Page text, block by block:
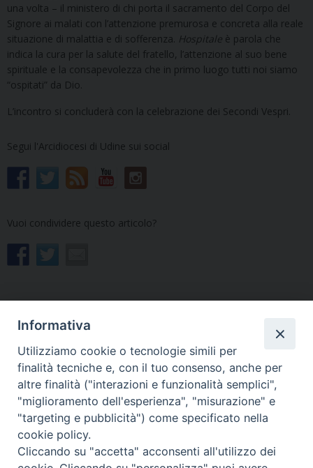
una volta – il ministero di chi porta il sacramento del Corpo del
Signore ai malati con l’attenzione premurosa e concreta alla reale
situazione di malattia e di sofferenza. Hospitale è parola che
indica la cura per la salute del fratello, l’attenzione al suo bene
spirituale e la consapevolezza che in primo luogo tutti noi siamo
“ospitati” da Dio.
L’incontro si concluderà con la celebrazione dei Secondi Vespri.
Segui l'Arcidiocesi di Udine sui social
Vuoi condividere questo articolo?
Natale in città:
l’inaugurazione del Presepe
di Speranza
Don Enzo Cudiz è
nell’abbraccio del Padre
Informativa
Utilizziamo cookie o tecnologie simili per
finalità tecniche e, con il tuo consenso, anche per
altre finalità ("interazioni e funzionalità semplici",
"miglioramento dell'esperienza", "misurazione" e
"targeting e pubblicità") come specificato nella
cookie policy.
Cliccando su "accetta" acconsenti all'utilizzo dei